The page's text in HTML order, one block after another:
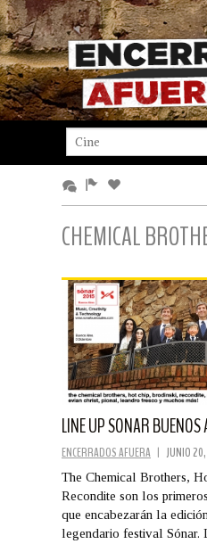
CHEMICAL
LINE UP SONAR
ENCERRADOS AFUERA | JUNIO
The Chemical Brothers,
Recondite son los
que encabezarán la
legendario festival